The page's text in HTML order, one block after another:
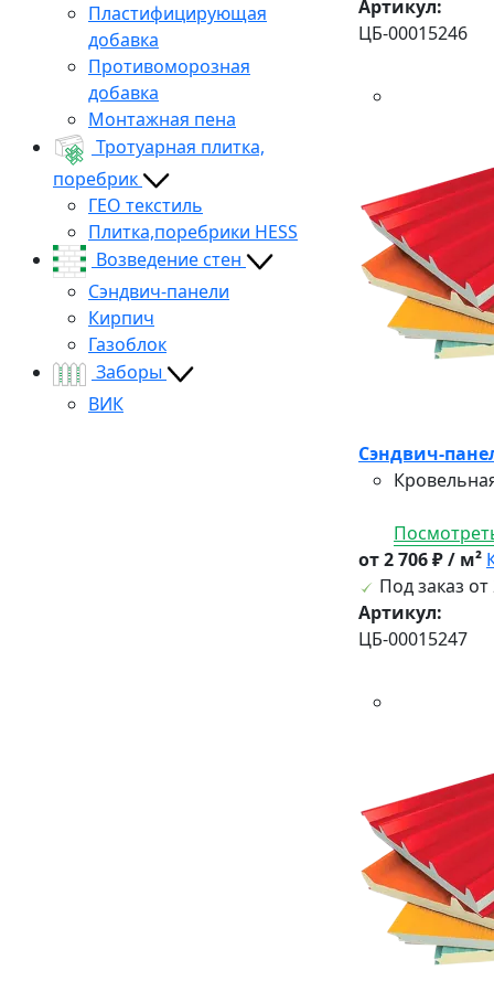
Пластифицирующая
добавка
Противоморозная
добавка
Монтажная пена
Тротуарная плитка,
поребрик
ГЕО текстиль
Плитка,поребрики HESS
Возведение стен
Сэндвич-панели
Кирпич
Газоблок
Заборы
ВИК
Артикул:
ЦБ-00015246
Сэндвич-
от 2 706 ₽ / м²
Под заказ от
Артикул:
ЦБ-00015247